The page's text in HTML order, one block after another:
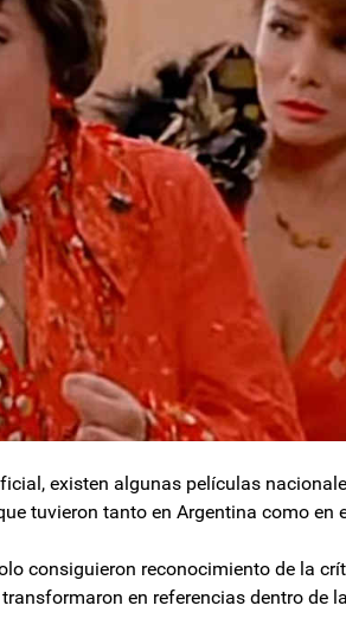
existen algunas películas
tuvieron tanto en Argentina como en
consiguieron reconocimiento de la
en referencias dentro de